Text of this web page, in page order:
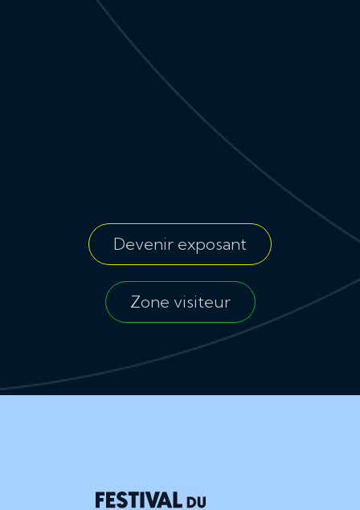
Devenir exposant
Zone visiteur